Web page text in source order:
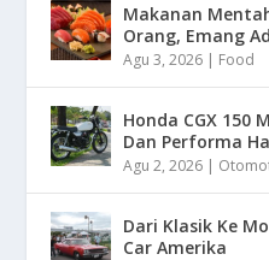
Makanan
Orang, Emang
Agu 3, 2026 | Food
Honda CGX 150
Dan Performa
Agu 2, 2026 |
Dari Klasik Ke
Car Amerika